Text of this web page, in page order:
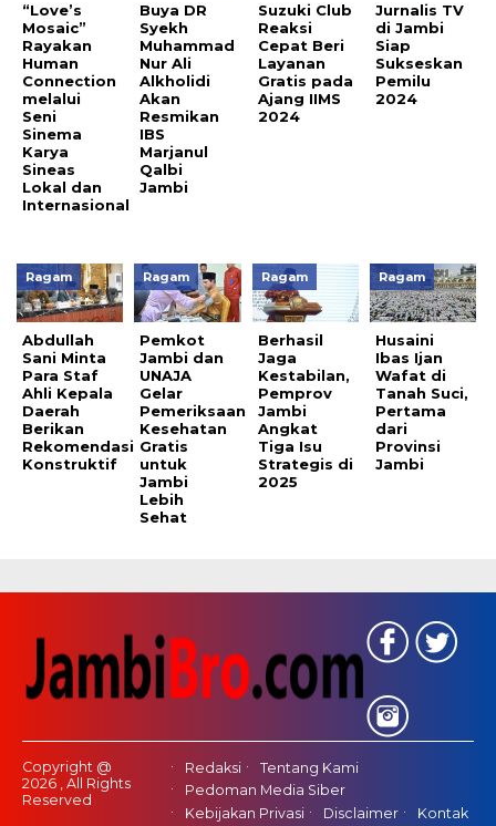
“Love’s
Mosaic”
Rayakan
Human
Connection
melalui
Seni
Sinema
Karya
Sineas
Lokal dan
Internasional
Buya DR
Syekh
Muhammad
Nur Ali
Alkholidi
Akan
Resmikan
IBS
Marjanul
Qalbi
Jambi
Suzuki Club
Reaksi
Cepat Beri
Layanan
Gratis pada
Ajang IIMS
2024
Jurnalis TV
di Jambi
Siap
Sukseskan
Pemilu
2024
Ragam
Abdullah
Sani Minta
Para Staf
Ahli Kepala
Daerah
Berikan
Rekomendasi
Konstruktif
Ragam
Pemkot
Jambi dan
UNAJA
Gelar
Pemeriksaan
Kesehatan
Gratis
untuk
Jambi
Lebih
Sehat
Ragam
Berhasil
Jaga
Kestabilan,
Pemprov
Jambi
Angkat
Tiga Isu
Strategis di
2025
Ragam
Husaini
Ibas Ijan
Wafat di
Tanah Suci,
Pertama
dari
Provinsi
Jambi
Copyright @
2026 , All Rights
Reserved
Redaksi
Tentang Kami
Pedoman Media Siber
Kebijakan Privasi
Disclaimer Kontak